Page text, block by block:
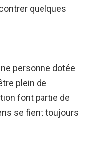
quelques
personne dotée
plein de
font partie de
se fient toujours